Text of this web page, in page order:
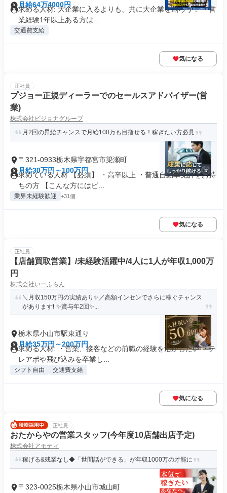
月給64万4000円
求める人材: 大企業に入るよりも、共に大企業を創ろう！ ・営
業経験1年以上ある方は...
交通費支給
気になる
正社員
プジョー正規ディーラーでのセールスアドバイザー(営
業)
株式会社ビジョナグループ
月2回の昇給チャンスで月給100万も目指せる！稼ぎたい方必見
〒321-0933栃木県宇都宮市簗瀬町
月給30万円～100万円
求めている人材 【必須】 ・高卒以上 ・普通自動車免許をお持
ちの方 【こんな方にはピ...
業界未経験歓迎 +31個
気になる
正社員
【店舗買取営業】/未経験活躍中/4人に1人が年収1,000万
円
株式会社いーふらん
＼月収150万円の実績あり✨／高額インセンでさらに稼ぐチャンス
があります❗ ✨賞与年2回✨...
栃木県小山市駅東通り
月給35万円～200万円
求める人材: ・営業、接客などの前職の経験を活かしたい ・テ
レアポや飛び込みを卒業し...
シフト自由 交通費支給
気になる
正社員
おたからやの営業スタッフ(今年度10店舗出店予定)
株式会社アモティ
稼げる&残業なし◆「世間話ができる」が年収1000万の才能に
〒323-0025栃木県小山市城山町